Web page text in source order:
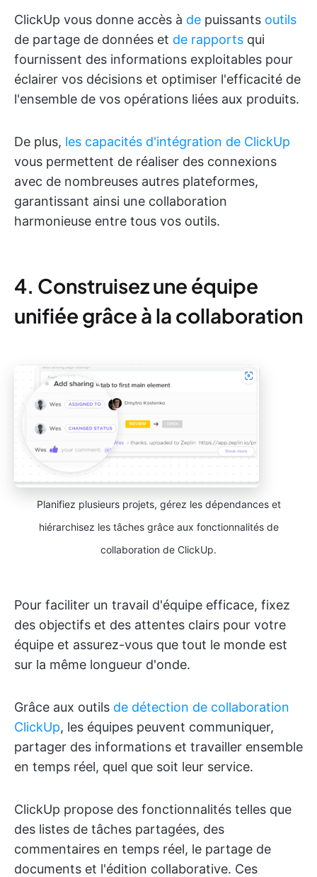
ClickUp vous donne accès à de puissants outils
de partage de données et de rapports qui
fournissent des informations exploitables pour
éclairer vos décisions et optimiser l'efficacité de
l'ensemble de vos opérations liées aux produits.
De plus, les capacités d'intégration de ClickUp
vous permettent de réaliser des connexions
avec de nombreuses autres plateformes,
garantissant ainsi une collaboration
harmonieuse entre tous vos outils.
4. Construisez une équipe
unifiée grâce à la collaboration
Planifiez plusieurs projets, gérez les dépendances et
hiérarchisez les tâches grâce aux fonctionnalités de
collaboration de ClickUp.
Pour faciliter un travail d'équipe efficace, fixez
des objectifs et des attentes clairs pour votre
équipe et assurez-vous que tout le monde est
sur la même longueur d'onde.
Grâce aux outils de détection de collaboration
ClickUp, les équipes peuvent communiquer,
partager des informations et travailler ensemble
en temps réel, quel que soit leur service.
ClickUp propose des fonctionnalités telles que
des listes de tâches partagées, des
commentaires en temps réel, le partage de
documents et l'édition collaborative. Ces